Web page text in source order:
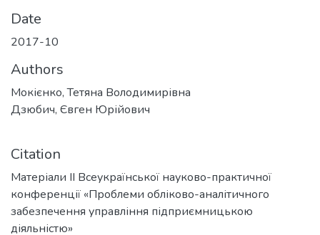
Date
2017-10
Authors
Мокієнко, Тетяна Володимирівна
Дзюбич, Євген Юрійович
Citation
Матеріали ІІ Всеукраїнської науково-практичної
конференції «Проблеми обліково-аналітичного
забезпечення управління підприємницькою
діяльністю»